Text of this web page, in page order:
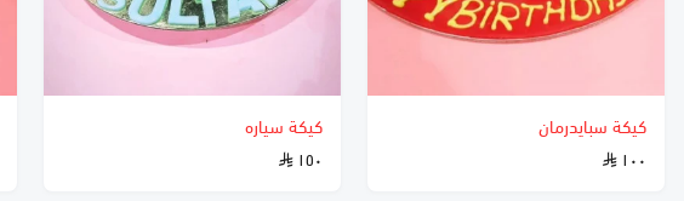
كيكة سبايدرمان
١٠٠
كيكة سياره
١٥٠